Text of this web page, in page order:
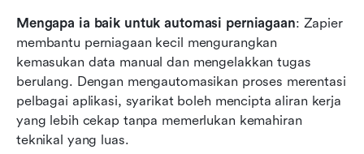
Mengapa ia baik untuk automasi perniagaan: Zapier
membantu perniagaan kecil mengurangkan
kemasukan data manual dan mengelakkan tugas
berulang. Dengan mengautomasikan proses merentasi
pelbagai aplikasi, syarikat boleh mencipta aliran kerja
yang lebih cekap tanpa memerlukan kemahiran
teknikal yang luas.